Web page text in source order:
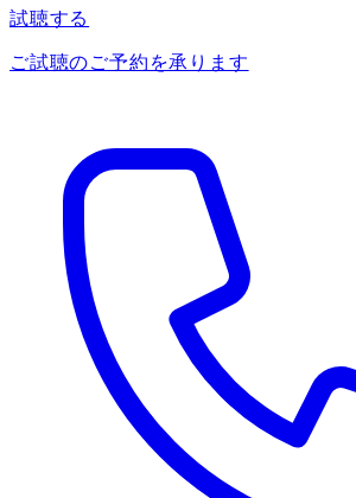
試聴する
ご試聴のご予約を承ります